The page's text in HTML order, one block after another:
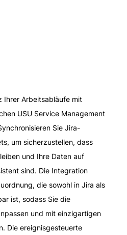
Ihrer Arbeitsabläufe mit
USU Service Management
Sie Jira-
um sicherzustellen, dass
und Ihre Daten auf
sind. Die Integration
die sowohl in Jira als
ist, sodass Sie die
und mit einzigartigen
Die ereignisgesteuerte